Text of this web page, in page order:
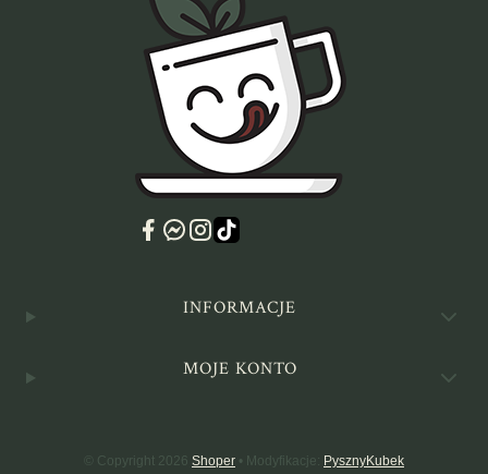
Linki w stopceINFORMACJE
MOJE KONTO
© Copyright 2026 Shoper • Modyfikacje: PysznyKubek